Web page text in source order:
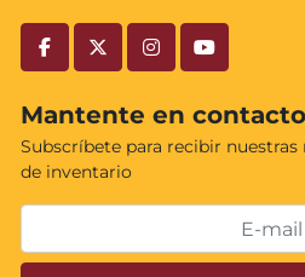
facebooktwitterinstagramyoutube
Mantente en
Subscríbete para recibir
de inventario